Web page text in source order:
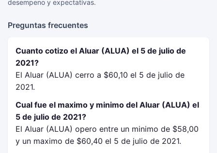
desempeno y expectativas.
Preguntas frecuentes
Cuanto cotizo el Aluar (ALUA) el 5 de julio de
2021?
El Aluar (ALUA) cerro a $60,10 el 5 de julio de
2021.
Cual fue el maximo y minimo del Aluar (ALUA) el
5 de julio de 2021?
El Aluar (ALUA) opero entre un minimo de $58,00
y un maximo de $60,40 el 5 de julio de 2021.